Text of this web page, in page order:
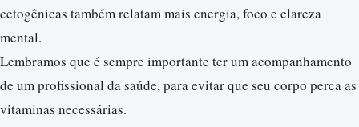
cetogênicas também relatam mais energia, foco e clareza
mental.
Lembramos que é sempre importante ter um acompanhamento
de um profissional da saúde, para evitar que seu corpo perca as
vitaminas necessárias.